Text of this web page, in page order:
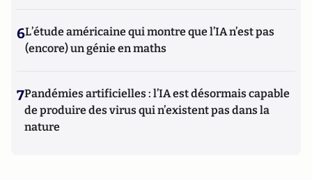
6L’étude américaine qui montre que l’IA n’est pas
(encore) un génie en maths
7Pandémies artificielles : l’IA est désormais capable
de produire des virus qui n’existent pas dans la
nature